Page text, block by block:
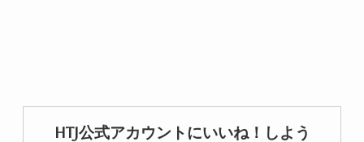
HTJ公式アカウントにいいね！しよう